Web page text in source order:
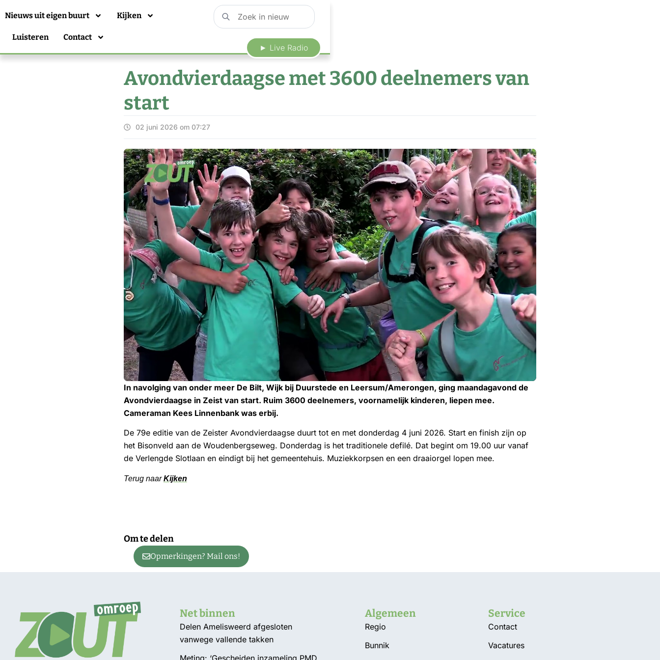
► Live Radio
Nieuws uit eigen buurt Kijken
Luisteren Contact
Avondvierdaagse met 3600 deelnemers van
start
02 juni 2026 om 07:27
▶
In navolging van onder meer De Bilt, Wijk bij Duurstede en Leersum/Amerongen, ging maandagavond de
Avondvierdaagse in Zeist van start. Ruim 3600 deelnemers, voornamelijk kinderen, liepen mee.
Cameraman Kees Linnenbank was erbij.
De 79e editie van de Zeister Avondvierdaagse duurt tot en met donderdag 4 juni 2026. Start en finish zijn op
het Bisonveld aan de Woudenbergseweg. Donderdag is het traditionele defilé. Dat begint om 19.00 uur vanaf
de Verlengde Slotlaan en eindigt bij het gemeentehuis. Muziekkorpsen en een draaiorgel lopen mee.
Terug naarKijken
Om te delen
Opmerkingen? Mail ons!
Net binnen
Delen Amelisweerd afgesloten
vanwege vallende takken
Meting: ‘Gescheiden inzameling PMD
Algemeen
Regio
Bunnik
Service
Contact
Vacatures